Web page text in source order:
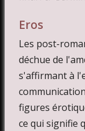
Eros
Les post-
déchue de
s'affirmant à
figures
ce qui signifie